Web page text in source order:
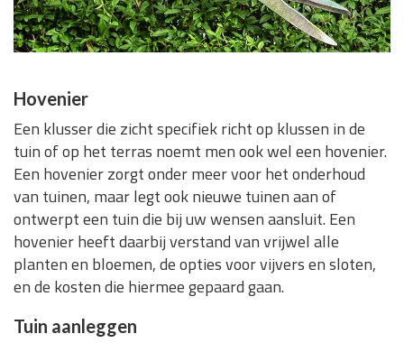
Hovenier
Een klusser die zicht specifiek richt op klussen in de
tuin of op het terras noemt men ook wel een hovenier.
Een hovenier zorgt onder meer voor het onderhoud
van tuinen, maar legt ook nieuwe tuinen aan of
ontwerpt een tuin die bij uw wensen aansluit. Een
hovenier heeft daarbij verstand van vrijwel alle
planten en bloemen, de opties voor vijvers en sloten,
en de kosten die hiermee gepaard gaan.
Tuin aanleggen